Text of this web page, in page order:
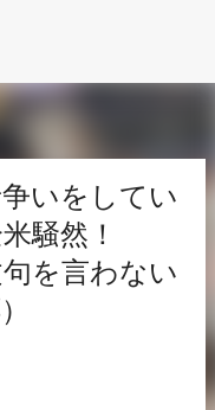
いをしてい
騒然！
を言わない